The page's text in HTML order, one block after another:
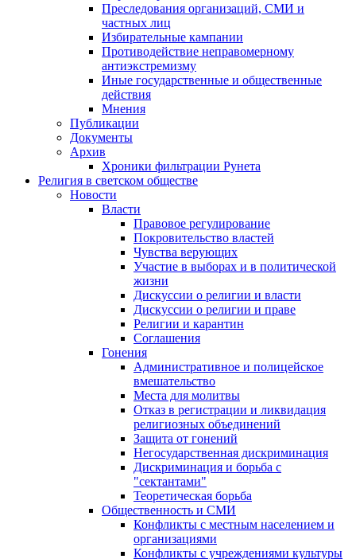
Преследования организаций, СМИ и
частных лиц
Избирательные кампании
Противодействие неправомерному
антиэкстремизму
Иные государственные и общественные
действия
Мнения
Публикации
Документы
Архив
Хроники фильтрации Рунета
Религия в светском обществе
Новости
Власти
Правовое регулирование
Покровительство властей
Чувства верующих
Участие в выборах и в политической
жизни
Дискуссии о религии и власти
Дискуссии о религии и праве
Религии и карантин
Соглашения
Гонения
Административное и полицейское
вмешательство
Места для молитвы
Отказ в регистрации и ликвидация
религиозных объединений
Защита от гонений
Негосударственная дискриминация
Дискриминация и борьба с
"сектантами"
Теоретическая борьба
Общественность и СМИ
Конфликты с местным населением и
организациями
Конфликты с учреждениями культуры